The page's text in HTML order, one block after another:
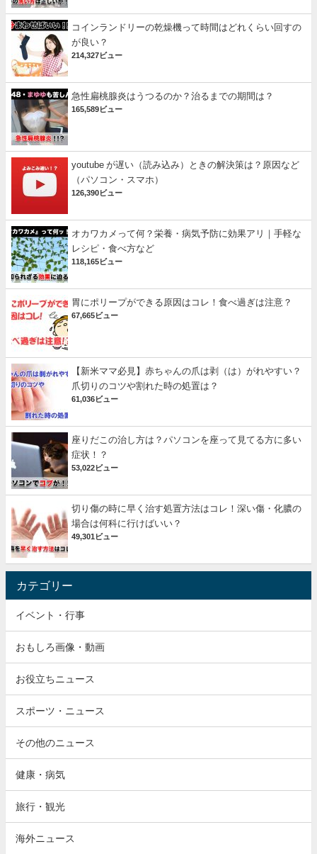
コインランドリーの乾燥機って時間はどれくらい回すの
が良い？
214,327ビュー
急性扁桃腺炎はうつるのか？治るまでの期間は？
165,589ビュー
youtube が遅い（読み込み）ときの解決策は？原因など
（パソコン・スマホ）
126,390ビュー
オカワカメって何？栄養・病気予防に効果アリ｜手軽な
レシピ・食べ方など
118,165ビュー
胃にポリープができる原因はコレ！食べ過ぎは注意？
67,665ビュー
【新米ママ必見】赤ちゃんの爪は剥（は）がれやすい？
爪切りのコツや割れた時の処置は？
61,036ビュー
座りだこの治し方は？パソコンを座って見てる方に多い
症状！？
53,022ビュー
切り傷の時に早く治す処置方法はコレ！深い傷・化膿の
場合は何科に行けばいい？
49,301ビュー
カテゴリー
イベント・行事
おもしろ画像・動画
お役立ちニュース
スポーツ・ニュース
その他のニュース
健康・病気
旅行・観光
海外ニュース